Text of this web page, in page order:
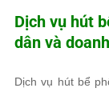
Dịch vụ hút
dân và
Dịch vụ hút bể